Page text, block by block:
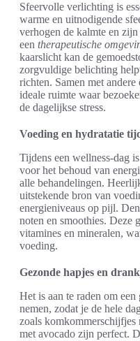
Sfeervolle verlichting is
warme en uitnodigende
verhogen de kalmte en
een therapeutische
kaarslicht kan de
zorgvuldige belichting
richten. Samen met
ideale ruimte waar
de dagelijkse stress.
Voeding en hydratatie
Tijdens een wellness-dag
voor het behoud van
alle behandelingen.
uitstekende bron van
energieniveaus op pijl.
noten en smoothies. Deze
vitamines en mineralen,
voeding.
Gezonde hapjes en
Het is aan te raden om
nemen, zodat je de hele
zoals
met avocado zijn perfect.